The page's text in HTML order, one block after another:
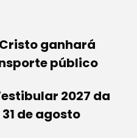
ganhará
público
2027 da
de agosto